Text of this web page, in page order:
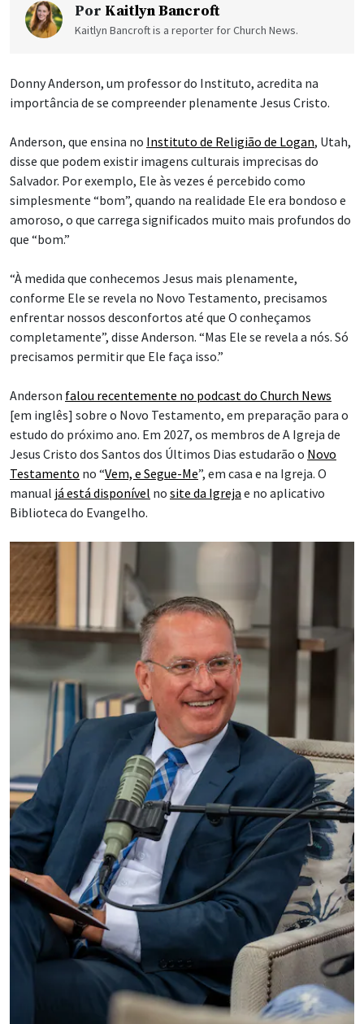
Por Kaitlyn Bancroft
Kaitlyn Bancroft is a reporter for Church News.
Donny Anderson, um professor do Instituto, acredita na
importância de se compreender plenamente Jesus Cristo.
Anderson, que ensina no Instituto de Religião de Logan, Utah,
disse que podem existir imagens culturais imprecisas do
Salvador. Por exemplo, Ele às vezes é percebido como
simplesmente “bom”, quando na realidade Ele era bondoso e
amoroso, o que carrega significados muito mais profundos do
que “bom.”
“À medida que conhecemos Jesus mais plenamente,
conforme Ele se revela no Novo Testamento, precisamos
enfrentar nossos desconfortos até que O conheçamos
completamente”, disse Anderson. “Mas Ele se revela a nós. Só
precisamos permitir que Ele faça isso.”
Anderson falou recentemente no podcast do Church News
[em inglês] sobre o Novo Testamento, em preparação para o
estudo do próximo ano. Em 2027, os membros de A Igreja de
Jesus Cristo dos Santos dos Últimos Dias estudarão o Novo
Testamento no “Vem, e Segue-Me”, em casa e na Igreja. O
manual já está disponível no site da Igreja e no aplicativo
Biblioteca do Evangelho.